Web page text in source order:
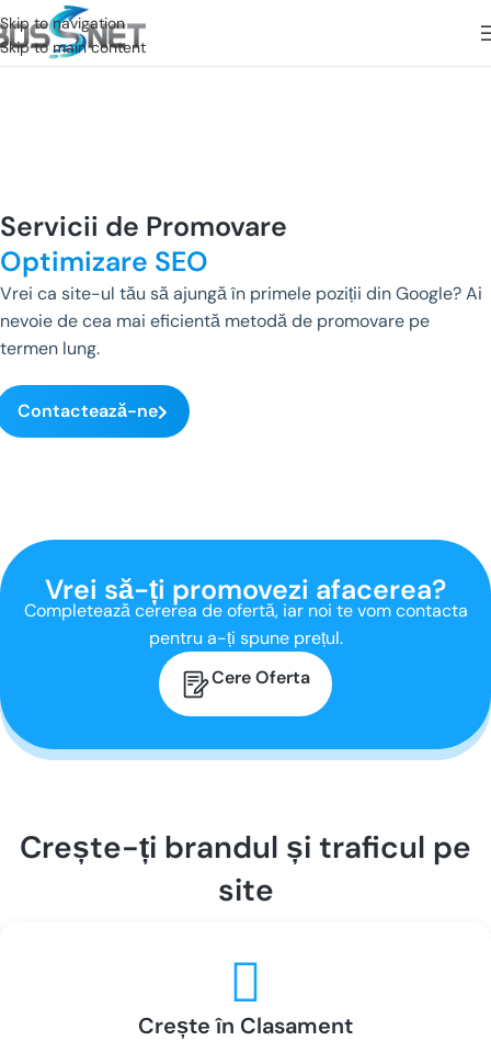
Skip to navigation
Skip to main content
Servicii de Promovare
Optimizare SEO
Vrei ca site-ul tău să ajungă în primele poziții din Google? Ai
nevoie de cea mai eficientă metodă de promovare pe
termen lung.
Contactează-ne
Vrei să-ți promovezi afacerea?
Completează cererea de ofertă, iar noi te vom contacta
pentru a-ți spune prețul.
Cere Oferta
Crește-ți brandul și traficul pe
site
Crește în Clasament